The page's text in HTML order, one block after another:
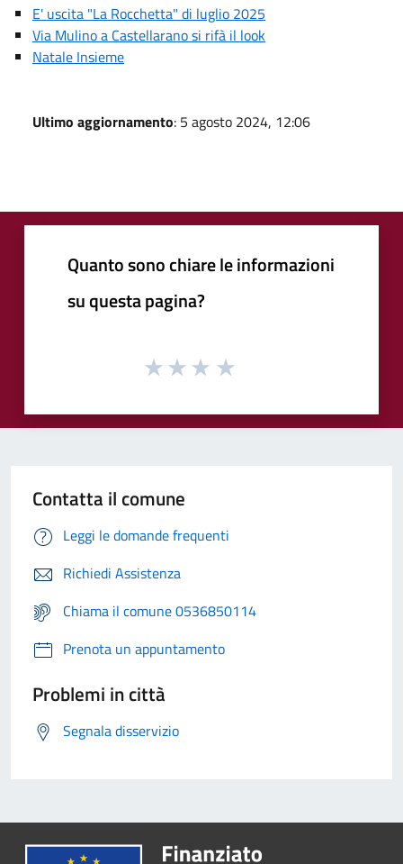
E' uscita "La Rocchetta" di luglio 2025
Via Mulino a Castellarano si rifà il look
Natale Insieme
Ultimo aggiornamento: 5 agosto 2024, 12:06
Quanto sono chiare le informazioni
su questa pagina?
Contatta il comune
Leggi le domande frequenti
Richiedi Assistenza
Chiama il comune 0536850114
Prenota un appuntamento
Problemi in città
Segnala disservizio